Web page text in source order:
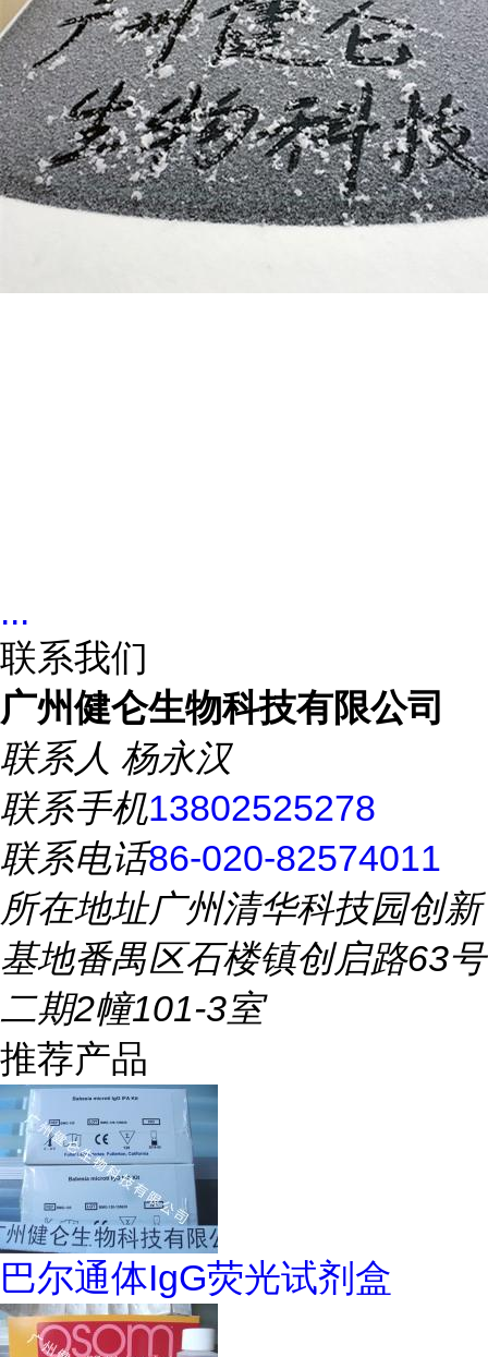
...
联系我们
广州健仑生物科技有限公司
联系人 杨永汉
联系手机13802525278
联系电话86-020-82574011
所在地址广州清华科技园创新
基地番禺区石楼镇创启路63号
二期2幢101-3室
推荐产品
巴尔通体IgG荧光试剂盒